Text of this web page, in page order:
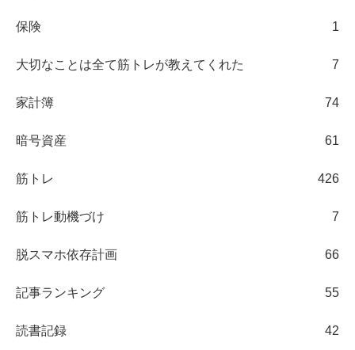
保険 1
大切なことは全て筋トレが教えてくれた 7
家計簿 74
暗号資産 61
筋トレ 426
筋トレ動機づけ 7
脱スマホ依存計画 66
記事ランキング 55
読書記録 42